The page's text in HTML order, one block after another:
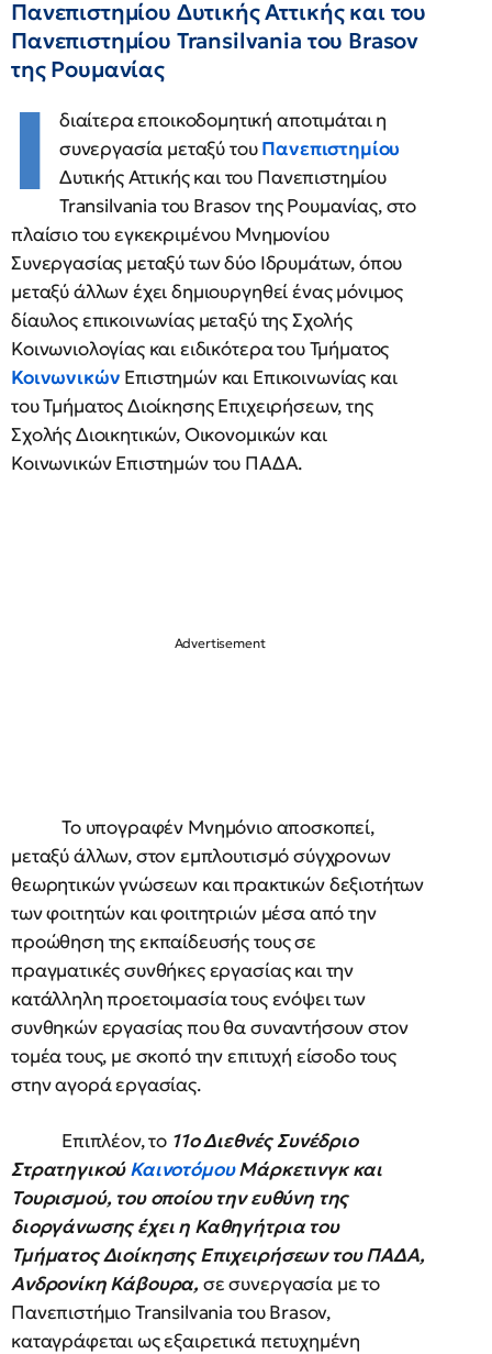
Πανεπιστημίου Δυτικής Αττικής και του
Πανεπιστημίου Transilvania του Brasov
της Ρουμανίας
Ι
διαίτερα εποικοδομητική αποτιμάται η
συνεργασία μεταξύ τουΠανεπιστημίου
Δυτικής Αττικής και του Πανεπιστημίου
Transilvania του Brasov της Ρουμανίας, στο
πλαίσιο του εγκεκριμένου Μνημονίου
Συνεργασίας μεταξύ των δύο Ιδρυμάτων, όπου
μεταξύ άλλων έχει δημιουργηθεί ένας μόνιμος
δίαυλος επικοινωνίας μεταξύ της Σχολής
Κοινωνιολογίας και ειδικότερα του Τμήματος
Κοινωνικών Επιστημών και Επικοινωνίας και
του Τμήματος Διοίκησης Επιχειρήσεων, της
Σχολής Διοικητικών, Οικονομικών και
Κοινωνικών Επιστημών του ΠΑΔΑ.
Το υπογραφέν Μνημόνιο αποσκοπεί,
μεταξύ άλλων, στον εμπλουτισμό σύγχρονων
θεωρητικών γνώσεων και πρακτικών δεξιοτήτων
των φοιτητών και φοιτητριών μέσα από την
προώθηση της εκπαίδευσής τους σε
πραγματικές συνθήκες εργασίας και την
κατάλληλη προετοιμασία τους ενόψει των
συνθηκών εργασίας που θα συναντήσουν στον
τομέα τους, με σκοπό την επιτυχή είσοδο τους
στην αγορά εργασίας.
Επιπλέον, το 11ο Διεθνές Συνέδριο
ΣτρατηγικούΚαινοτόμουΜάρκετινγκ και
Τουρισμού, του οποίου την ευθύνη της
διοργάνωσης έχει η Καθηγήτρια του
Τμήματος Διοίκησης Επιχειρήσεων του ΠΑΔΑ,
Ανδρονίκη Κάβουρα, σε συνεργασία με το
Πανεπιστήμιο Transilvania του Brasov,
καταγράφεται ως εξαιρετικά πετυχημένη